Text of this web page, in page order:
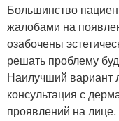
Большинство
жалобами на
озабочены
решать проблему
Наилучший вариант
консультация с
проявлений на